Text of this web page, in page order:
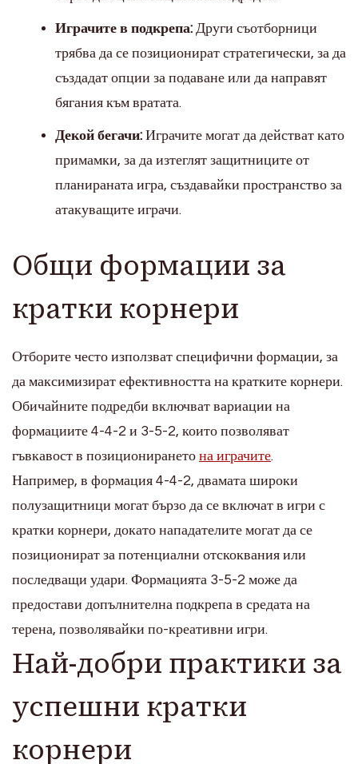
Играчите в подкрепа: Други съотборници
трябва да се позиционират стратегически, за да
създадат опции за подаване или да направят
бягания към вратата.
Декой бегачи: Играчите могат да действат като
примамки, за да изтеглят защитниците от
планираната игра, създавайки пространство за
атакуващите играчи.
Общи формации за
кратки корнери
Отборите често използват специфични формации, за
да максимизират ефективността на кратките корнери.
Обичайните подредби включват вариации на
формациите 4-4-2 и 3-5-2, които позволяват
гъвкавост в позиционирането на играчите.
Например, в формация 4-4-2, двамата широки
полузащитници могат бързо да се включат в игри с
кратки корнери, докато нападателите могат да се
позиционират за потенциални отскоквания или
последващи удари. Формацията 3-5-2 може да
предостави допълнителна подкрепа в средата на
терена, позволявайки по-креативни игри.
Най-добри практики за
успешни кратки
корнери